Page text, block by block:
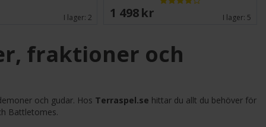
I lager: 2 1 498 SEK I lager: 5
fraktioner och
och gudar. Hos Terraspel.se hittar du allt du behöver för
Battletomes.